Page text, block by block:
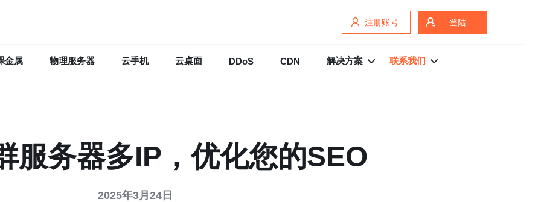
注册账号 登陆
金属 物理服务器 云手机 云桌面 DDoS CDN 解决方案 联系我们
服务器多IP，优化您的SEO
2025年3月24日